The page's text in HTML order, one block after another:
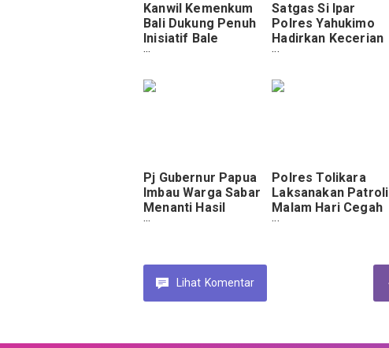
Kanwil Kemenkum
Bali Dukung Penuh
Inisiatif Bale
Kertha Adhyaksa
Satgas Si Ipar
Polres Yahukimo
Hadirkan Kecerian
Belajar Bagi Anak-
Pj Gubernur Papua
Imbau Warga Sabar
Menanti Hasil
Resmi PSU Pilgub
Polres Tolikara
Laksanakan Patroli
Malam Hari Cegah
Gangguan
Lihat Komentar